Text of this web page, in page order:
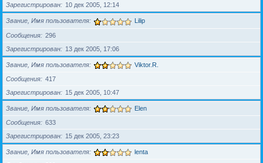
Зарегистрирован
10 дек 2005, 12:14
Звание, Имя пользователя Lilip
Сообщения
296
Зарегистрирован
13 дек 2005, 17:06
Звание, Имя пользователя Viktor.R.
Сообщения
417
Зарегистрирован
15 дек 2005, 10:47
Звание, Имя пользователя Elen
Сообщения
633
Зарегистрирован
15 дек 2005, 23:23
Звание, Имя пользователя lenta